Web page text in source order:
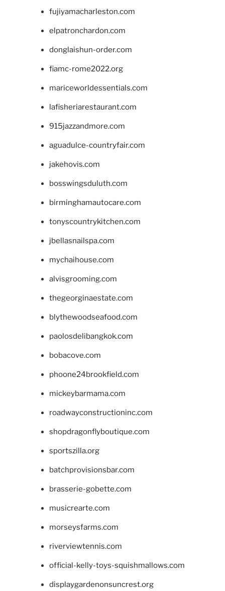
fujiyamacharleston.com
elpatronchardon.com
donglaishun-order.com
fiamc-rome2022.org
mariceworldessentials.com
lafisheriarestaurant.com
915jazzandmore.com
aguadulce-countryfair.com
jakehovis.com
bosswingsduluth.com
birminghamautocare.com
tonyscountrykitchen.com
jbellasnailspa.com
mychaihouse.com
alvisgrooming.com
thegeorginaestate.com
blythewoodseafood.com
paolosdelibangkok.com
bobacove.com
phoone24brookfield.com
mickeybarmama.com
roadwayconstructioninc.com
shopdragonflyboutique.com
sportszilla.org
batchprovisionsbar.com
brasserie-gobette.com
musicrearte.com
morseysfarms.com
riverviewtennis.com
official-kelly-toys-squishmallows.com
displaygardenonsuncrest.org